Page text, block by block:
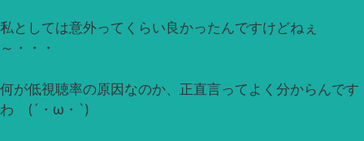
私としては意外ってくらい良かったんですけどねぇ
～・・・
何が低視聴率の原因なのか、正直言ってよく分からんです
わ (´・ω・`)